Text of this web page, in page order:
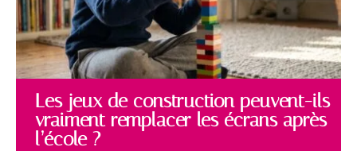
Les jeux de construction peuvent-ils
vraiment remplacer les écrans après
l’école ?